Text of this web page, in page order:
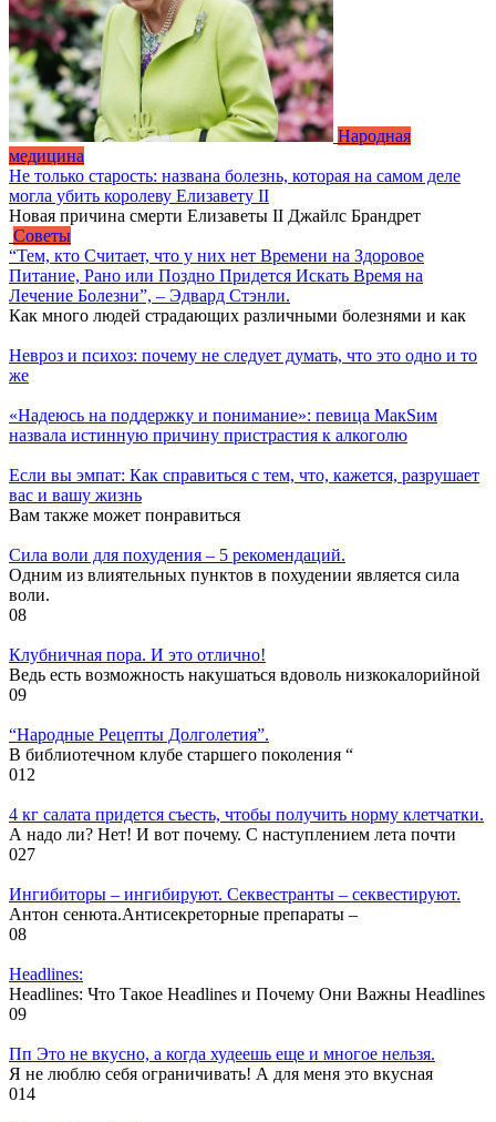
Народная
медицина
Не только старость: названа болезнь, которая на самом деле
могла убить королеву Елизавету II
Новая причина смерти Елизаветы II Джайлс Брандрет
Советы
“Тем, кто Считает, что у них нет Времени на Здоровое
Питание, Рано или Поздно Придется Искать Время на
Лечение Болезни”, – Эдвард Стэнли.
Как много людей страдающих различными болезнями и как
Невроз и психоз: почему не следует думать, что это одно и то
же
«Надеюсь на поддержку и понимание»: певица МакSим
назвала истинную причину пристрастия к алкоголю
Если вы эмпат: Как справиться с тем, что, кажется, разрушает
вас и вашу жизнь
Вам также может понравиться
Cила воли для похудения – 5 рекомендаций.
Одним из влиятельных пунктов в похудении является сила
воли.
08
Клубничная пора. И это отлично!
Ведь есть возможность накушаться вдоволь низкокалорийной
09
“Народные Рецепты Долголетия”.
В библиотечном клубе старшего поколения “
012
4 кг салата придется съесть, чтобы получить норму клетчатки.
А надо ли? Нет! И вот почему. С наступлением лета почти
027
Ингибиторы – ингибируют. Секвестранты – секвестируют.
Антон сенюта.Антисекреторные препараты –
08
Headlines:
Headlines: Что Такое Headlines и Почему Они Важны Headlines
09
Пп Это не вкусно, а когда худеешь еще и многое нельзя.
Я не люблю себя ограничивать! А для меня это вкусная
014